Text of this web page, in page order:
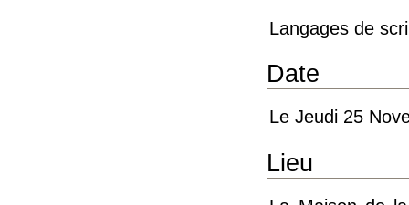
Langages de
Date
Le Jeudi 25
Lieu